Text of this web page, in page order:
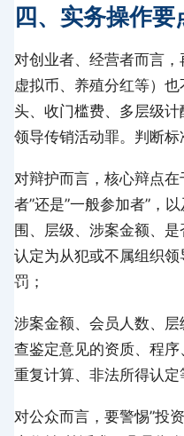
四、实务操作要
对创业者、经营者而言，
虚拟币、养殖分红等）
头、收门槛费、多层级计
领导传销活动罪。判断标
对辩护而言，核心辩点
者”还是”一般参加者”，
围、层级、涉案金额、
认定为从犯或不属组织
罚；
涉案金额、会员人数、
查鉴定意见的资质、程序
重复计算、非法所得认定
对公众而言，要警惕”投